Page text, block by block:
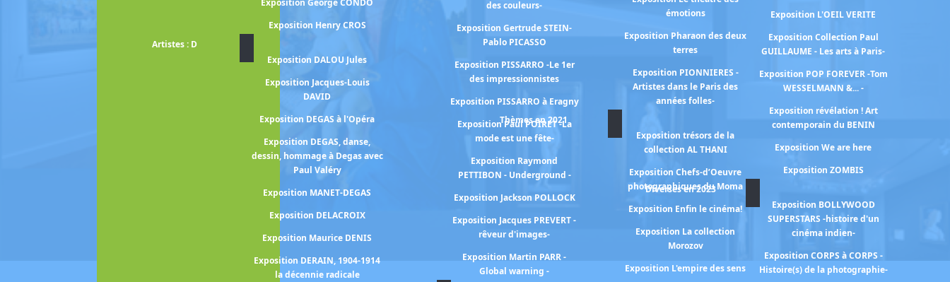
Exposition George CONDO
Exposition Henry CROS
Artistes : D
Exposition DALOU Jules
Exposition Jacques-Louis
DAVID
Exposition DEGAS à l'Opéra
Exposition DEGAS, danse,
dessin, hommage à Degas avec
Paul Valéry
Exposition MANET-DEGAS
Exposition DELACROIX
Exposition Maurice DENIS
Exposition DERAIN, 1904-1914
la décennie radicale
des couleurs-
Exposition Gertrude STEIN-
Pablo PICASSO
Exposition PISSARRO -Le 1er
des impressionnistes
Exposition PISSARRO à Eragny
Exposition Paul POIRET -La
mode est une fête-
Exposition Raymond
PETTIBON - Underground -
Exposition Jackson POLLOCK
Exposition Jacques PREVERT -
rêveur d'images-
Exposition Martin PARR -
Global warning -
émotions
Exposition Pharaon des deux
terres
Exposition PIONNIERES -
Artistes dans le Paris des
années folles-
Thèmes en 2021
Exposition trésors de la
collection AL THANI
Exposition Chefs-d’Oeuvre
photographiques du Moma
Exposition Enfin le cinéma!
Exposition La collection
Morozov
Exposition L'empire des sens
Exposition L'OEIL VERITE
Exposition Collection Paul
GUILLAUME - Les arts à Paris-
Exposition POP FOREVER -Tom
WESSELMANN &... -
Exposition révélation ! Art
contemporain du BENIN
Exposition We are here
Exposition ZOMBIS
Diverses en 2023
Exposition BOLLYWOOD
SUPERSTARS -histoire d'un
cinéma indien-
Exposition CORPS à CORPS -
Histoire(s) de la photographie-